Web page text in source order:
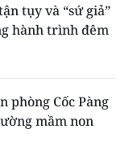
tụy và “sứ giả”
hành trình đêm
phòng Cốc Pàng
mầm non